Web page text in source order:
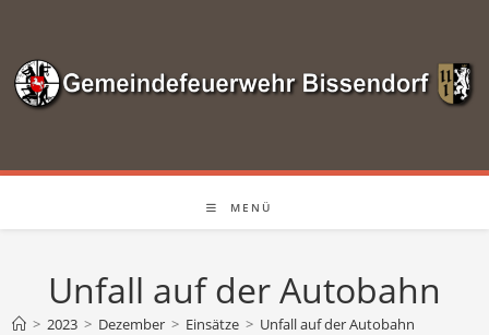
springen
MENÜ
Unfall auf der Autobahn
> 2023 > Dezember > Einsätze > Unfall auf der Autobahn